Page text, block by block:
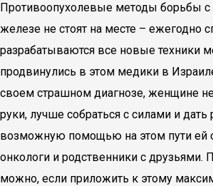
Противоопухолевые методы борьбы
железе не стоят на месте – ежегодно
разрабатываются все новые техники
продвинулись в этом медики в
своем страшном диагнозе, женщине не
руки, лучше собраться с силами и
возможную помощью на этом пути ей
онкологи и родственники с друзьями.
можно, если приложить к этому